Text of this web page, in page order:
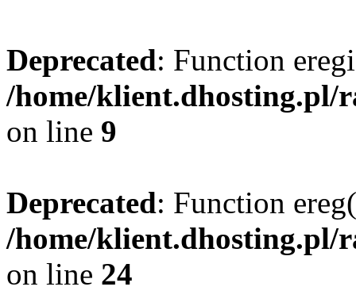
Deprecated: Function
/home/klient.dhosting.pl/
on line 9
Deprecated: Function
/home/klient.dhosting.pl/
on line 24